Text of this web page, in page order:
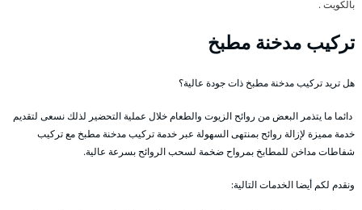
بالكويت .
تركيب مدخنة مطبخ
هل تريد تركيب مدخنة مطبخ ذات جودة عالية؟
دائما ما يتذمر البعض من روائح الزيوت والطعام خلال عملية التحضير لذلك نسعى لتقديم
خدمة مميزة لإزالة روائح بمنتهى السهولة عبر خدمة تركيب مدخنة مطبخ مع تركيب
شفاطات مداخن للمطابخ بمرواح ضخمة لسحب الروائح بسرعة عالية.
ونقدم لكم أيضا الخدمات التالية: